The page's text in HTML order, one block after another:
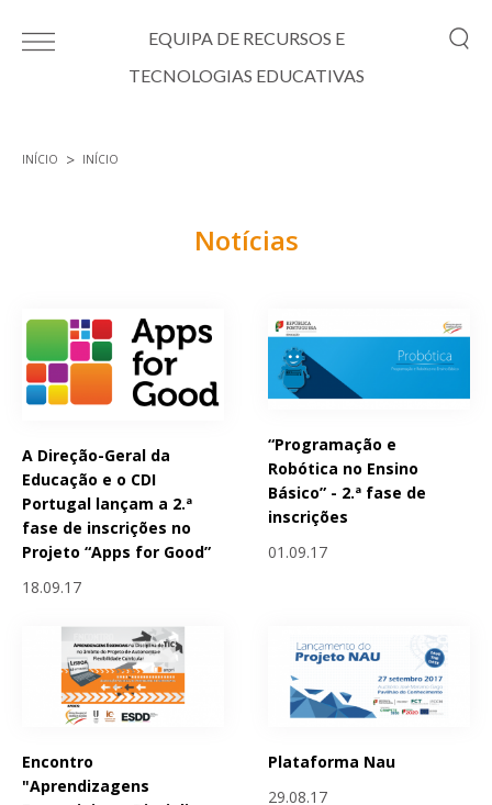
EQUIPA DE RECURSOS E
TECNOLOGIAS EDUCATIVAS
INÍCIO INÍCIO
Notícias
A Direção-Geral da
Educação e o CDI
Portugal lançam a 2.ª
fase de inscrições no
Projeto “Apps for Good”
18.09.17
“Programação e
Robótica no Ensino
Básico” - 2.ª fase de
inscrições
01.09.17
Encontro
"Aprendizagens
Plataforma Nau
29.08.17
Páginas